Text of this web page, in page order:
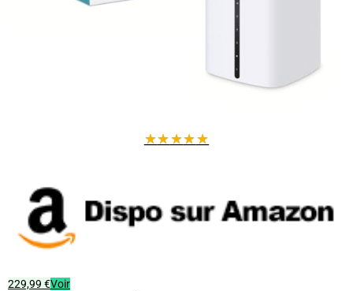
intelligente du trafic et une réduction significative de la latence.
Une installation simple et une interface web intuitive pour un
Une compatibilité avec de nombreux services et extensions pour
★★★★★
229,99 €Voir